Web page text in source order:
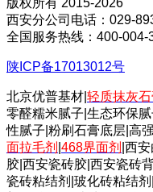
西安分公司电话：029-
全国服务热线：400-004-
陕ICP备17013012号
北京优普基材| 轻质抹灰石
零醛糯米腻子|生态环保
性腻子|粉刷石膏底层|高
面拉毛剂 468界面剂 |西
胶|西安瓷砖胶|西安瓷砖
瓷砖粘结剂|玻化砖粘结